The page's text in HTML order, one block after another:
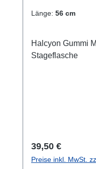
Länge: 56 cm
Halcyon Gummi
Stageflasche
Regulärer Preis:
39,50 €
Preise inkl. MwSt.